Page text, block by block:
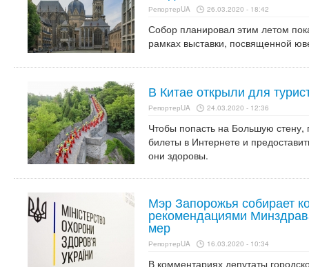
РепортерUA 26.03.2020 - 18:42
Собор планировал этим летом
рамках выставки, посвященной
В Китае открыли для
РепортерUA 24.03.2020 - 12:36
Чтобы попасть на Большую стену,
билеты в Интернете и
они здоровы.
Мэр Запорожья собирает
рекомендациями
мер
РепортерUA 16.03.2020 - 10:34
В комментариях депутаты